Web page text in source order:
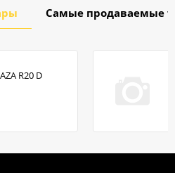
Самые продаваемые
R20 D